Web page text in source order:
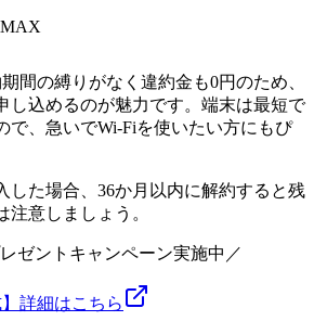
間の縛りがなく違約金も0円のため、
し込めるのが魅力です。端末は最短で
で、急いでWi-Fiを使いたい方にもぴ
した場合、36か月以内に解約すると残
意しましょう。
ゼントキャンペーン実施中／
詳細はこちら